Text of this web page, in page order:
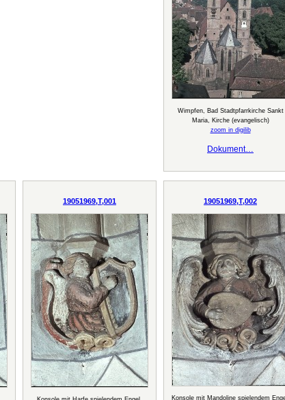
Wimpfen, Bad Stadtpfarrkirche Sankt
Maria, Kirche (evangelisch)
zoom in digilib
Dokument…
19051969,T,001 19051969,T,002
Konsole mit Mandoline spielendem